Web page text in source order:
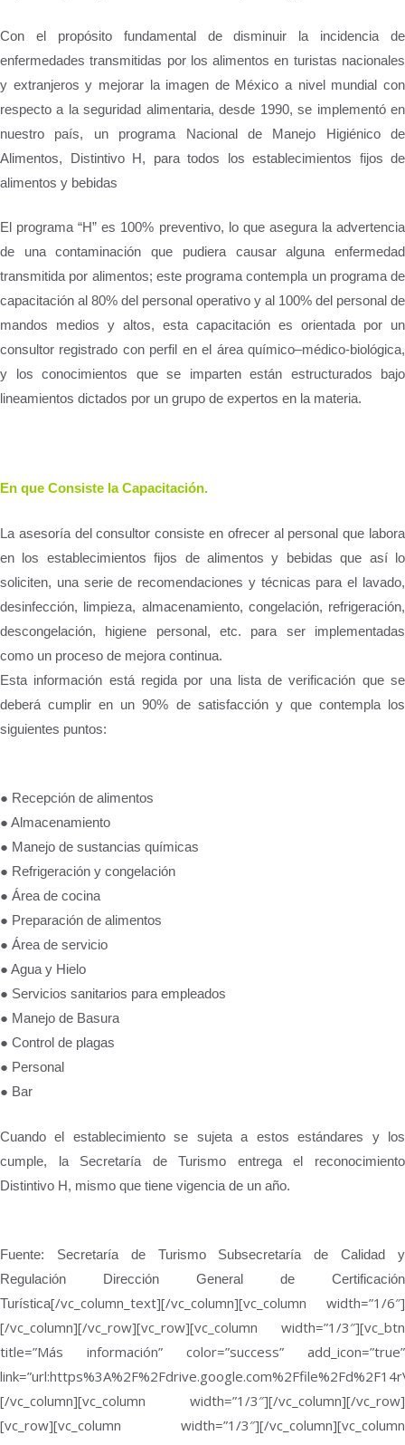
Con el propósito fundamental de disminuir la incidencia de
enfermedades transmitidas por los alimentos en turistas nacionales
y extranjeros y mejorar la imagen de México a nivel mundial con
respecto a la seguridad alimentaria, desde 1990, se implementó en
nuestro país, un programa Nacional de Manejo Higiénico de
Alimentos, Distintivo H, para todos los establecimientos fijos de
alimentos y bebidas
El programa “H” es 100% preventivo, lo que asegura la advertencia
de una contaminación que pudiera causar alguna enfermedad
transmitida por alimentos; este programa contempla un programa de
capacitación al 80% del personal operativo y al 100% del personal de
mandos medios y altos, esta capacitación es orientada por un
consultor registrado con perfil en el área químico–médico-biológica,
y los conocimientos que se imparten están estructurados bajo
lineamientos dictados por un grupo de expertos en la materia.
En que Consiste la Capacitación.
La asesoría del consultor consiste en ofrecer al personal que labora
en los establecimientos fijos de alimentos y bebidas que así lo
soliciten, una serie de recomendaciones y técnicas para el lavado,
desinfección, limpieza, almacenamiento, congelación, refrigeración,
descongelación, higiene personal, etc. para ser implementadas
como un proceso de mejora continua.
Esta información está regida por una lista de verificación que se
deberá cumplir en un 90% de satisfacción y que contempla los
siguientes puntos:
● Recepción de alimentos
● Almacenamiento
● Manejo de sustancias químicas
● Refrigeración y congelación
● Área de cocina
● Preparación de alimentos
● Área de servicio
● Agua y Hielo
● Servicios sanitarios para empleados
● Manejo de Basura
● Control de plagas
● Personal
● Bar
Cuando el establecimiento se sujeta a estos estándares y los
cumple, la Secretaría de Turismo entrega el reconocimiento
Distintivo H, mismo que tiene vigencia de un año.
Fuente: Secretaría de Turismo Subsecretaría de Calidad y
Regulación Dirección General de Certificación
Turística[/vc_column_text][/vc_column][vc_column width=”1/6″]
[/vc_column][/vc_row][vc_row][vc_column width=”1/3″][vc_btn
title=”Más información” color=”success” add_icon=”true”
[/vc_column][vc_column width=”1/3″][/vc_column][/vc_row]
[vc_row][vc_column width=”1/3″][/vc_column][vc_column